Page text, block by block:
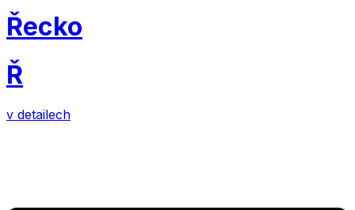
Řecko
Ř
v detailech